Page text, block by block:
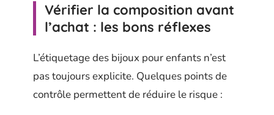
Vérifier la composition avant
l’achat : les bons réflexes
L’étiquetage des bijoux pour enfants n’est
pas toujours explicite. Quelques points de
contrôle permettent de réduire le risque :